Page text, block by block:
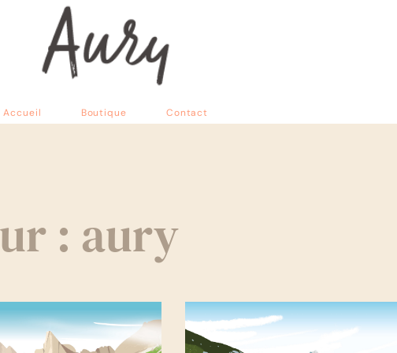
Accueil Boutique Contact
: aury